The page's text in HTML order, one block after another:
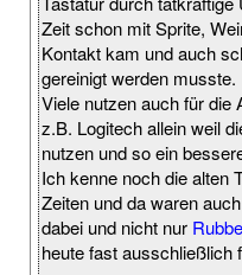
Zeit schon mit Sprite,
Kontakt kam und auch
gereinigt werden musste.
Viele nutzen auch für die
z.B. Logitech allein weil
nutzen und so ein
Ich kenne noch die alten
Zeiten und da waren
dabei und nicht nur
heute fast ausschließlich